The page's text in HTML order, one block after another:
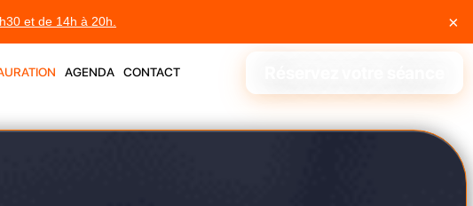
et de 14h à 20h. ×
agenda contact